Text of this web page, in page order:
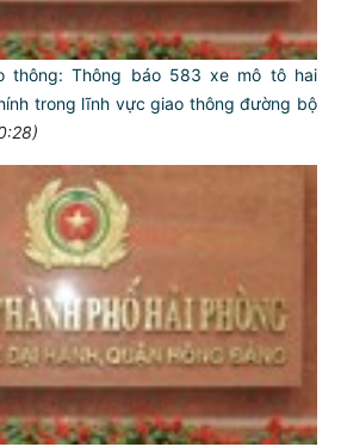
thông: Thông báo 583 xe mô tô hai
trong lĩnh vực giao thông đường bộ